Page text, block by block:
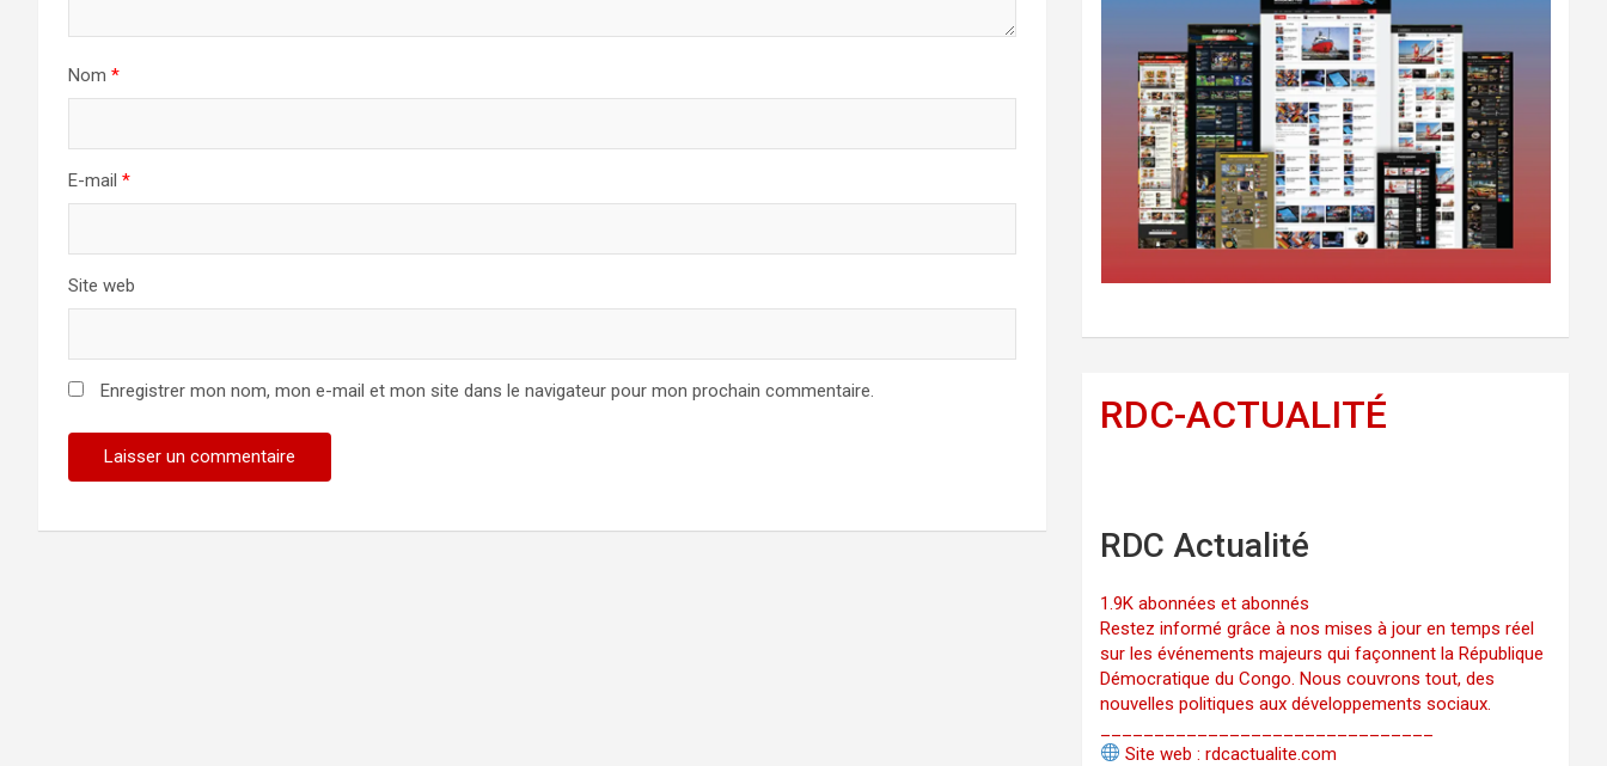
Nom *
E-mail *
Site web
Enregistrer mon nom, mon e-mail et mon site dans le navigateur pour mon prochain commentaire.
RDC-ACTUALITÉ
RDC Actualité
1.9K abonnées et abonnés
Restez informé grâce à nos mises à jour en temps réel
sur les événements majeurs qui façonnent la République
Démocratique du Congo. Nous couvrons tout, des
nouvelles politiques aux développements sociaux.
Site web : rdcactualite.com